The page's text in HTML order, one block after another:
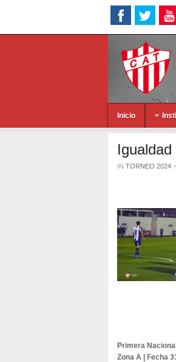
Inicio
IN TORNEO 2024
Primera Nacional
Zona A | Fecha